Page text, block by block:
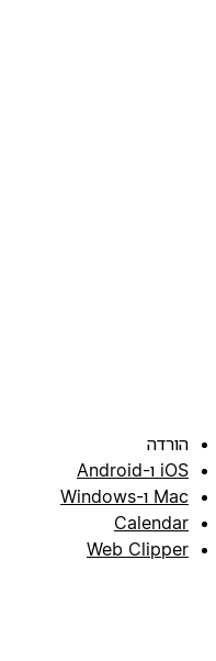
הורדה
iOS ו-Android
Mac ו-Windows
Calendar
Web Clipper